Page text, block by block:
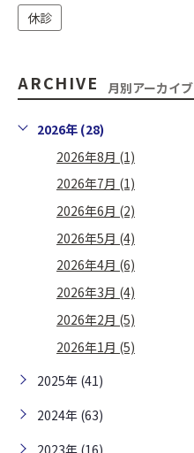
休診
ARCHIVE 月別アーカイブ
2026年 (28)
2026年8月 (1)
2026年7月 (1)
2026年6月 (2)
2026年5月 (4)
2026年4月 (6)
2026年3月 (4)
2026年2月 (5)
2026年1月 (5)
2025年 (41)
2024年 (63)